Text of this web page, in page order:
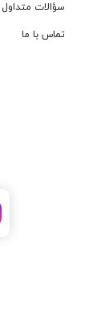
سؤالات متداول
تماس با ما